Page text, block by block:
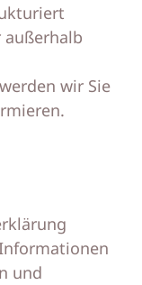
wir Sie
und